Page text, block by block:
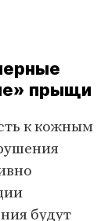
прыщи
к кожным
будут